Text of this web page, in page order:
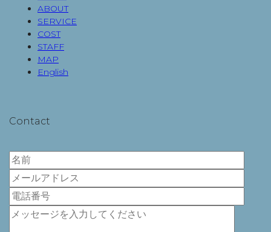
ABOUT
SERVICE
COST
STAFF
MAP
English
Contact